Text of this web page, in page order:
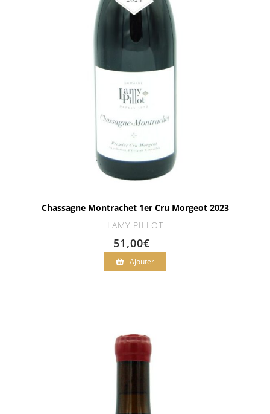
Chassagne Montrachet 1er Cru Morgeot 2023
LAMY PILLOT
51,00€
Ajouter